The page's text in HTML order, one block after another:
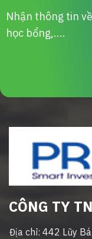
Nhận thông tin
học bổng,....
CÔNG TY
Địa chỉ: 442 Lũy